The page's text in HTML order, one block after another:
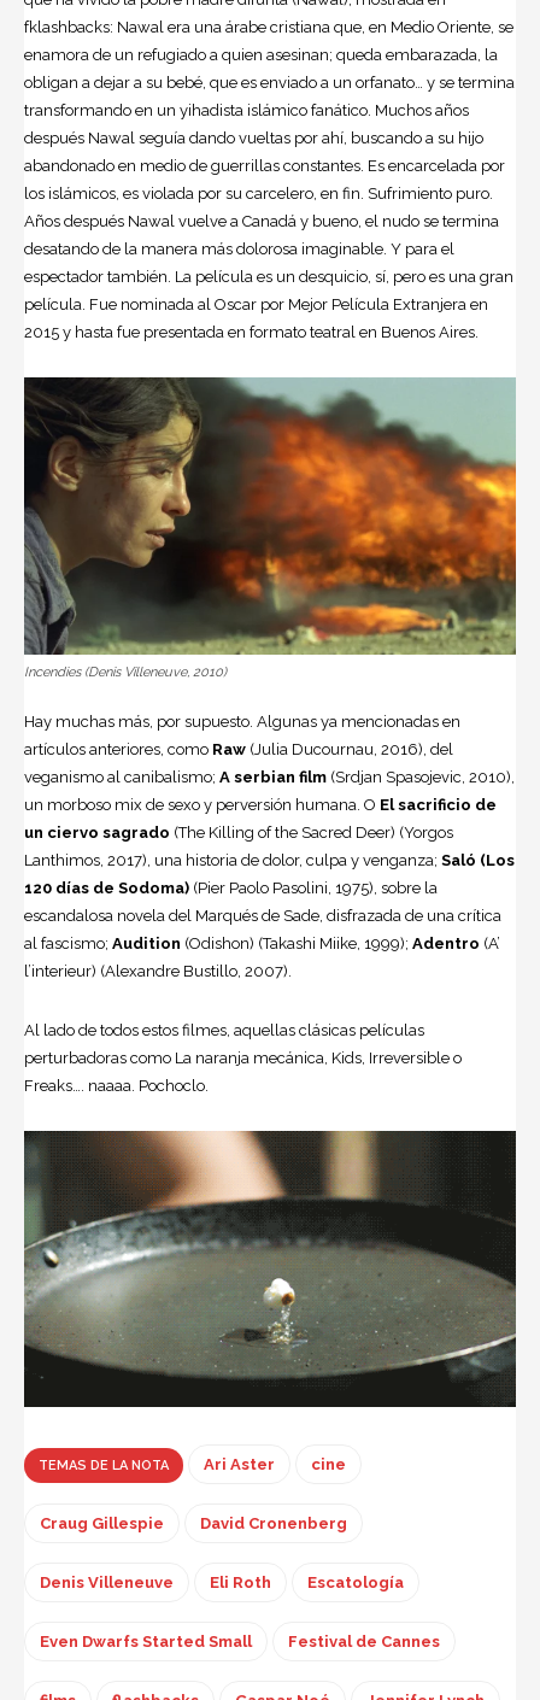
fklashbacks: Nawal era una árabe cristiana que, en Medio Oriente, se
enamora de un refugiado a quien asesinan; queda embarazada, la
obligan a dejar a su bebé, que es enviado a un orfanato… y se termina
transformando en un yihadista islámico fanático. Muchos años
después Nawal seguía dando vueltas por ahí, buscando a su hijo
abandonado en medio de guerrillas constantes. Es encarcelada por
los islámicos, es violada por su carcelero, en fin. Sufrimiento puro.
Años después Nawal vuelve a Canadá y bueno, el nudo se termina
desatando de la manera más dolorosa imaginable. Y para el
espectador también. La película es un desquicio, sí, pero es una gran
película. Fue nominada al Oscar por Mejor Película Extranjera en
2015 y hasta fue presentada en formato teatral en Buenos Aires.
Incendies (Denis Villeneuve, 2010)
Hay muchas más, por supuesto. Algunas ya mencionadas en
artículos anteriores, como Raw (Julia Ducournau, 2016), del
veganismo al canibalismo; A serbian film (Srdjan Spasojevic, 2010),
un morboso mix de sexo y perversión humana. O El sacrificio de
un ciervo sagrado (The Killing of the Sacred Deer) (Yorgos
Lanthimos, 2017), una historia de dolor, culpa y venganza; Saló (Los
120 días de Sodoma) (Pier Paolo Pasolini, 1975), sobre la
escandalosa novela del Marqués de Sade, disfrazada de una crítica
al fascismo; Audition (Odishon) (Takashi Miike, 1999); Adentro (A’
l’interieur) (Alexandre Bustillo, 2007).
Al lado de todos estos filmes, aquellas clásicas películas
perturbadoras como La naranja mecánica, Kids, Irreversible o
Freaks…. naaaa. Pochoclo.
TEMAS DE LA NOTA Ari Aster cine
Craug Gillespie David Cronenberg
Denis Villeneuve Eli Roth Escatología
Even Dwarfs Started Small Festival de Cannes